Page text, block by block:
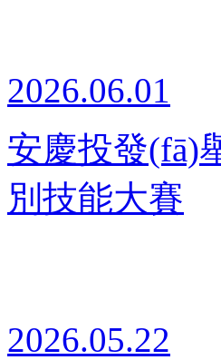
2026.06.01
安慶投發(fā)
別技能大賽
2026.05.22